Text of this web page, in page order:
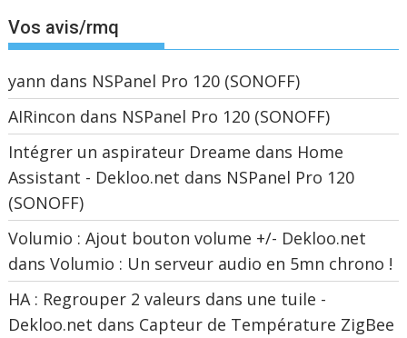
Vos avis/rmq
yann dans NSPanel Pro 120 (SONOFF)
AIRincon dans NSPanel Pro 120 (SONOFF)
Intégrer un aspirateur Dreame dans Home
Assistant - Dekloo.net dans NSPanel Pro 120
(SONOFF)
Volumio : Ajout bouton volume +/- Dekloo.net
dansVolumio : Un serveur audio en 5mn chrono !
HA : Regrouper 2 valeurs dans une tuile -
Dekloo.net dans Capteur de Température ZigBee